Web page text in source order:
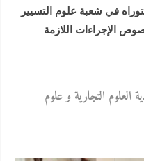
في شعبة علوم التسيير
الإجراءات اللازمة
العلوم التجارية و علوم